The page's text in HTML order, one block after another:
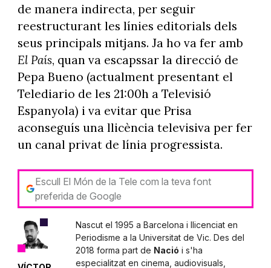
de manera indirecta, per seguir
reestructurant les línies editorials dels
seus principals mitjans. Ja ho va fer amb
El País, quan va escapssar la direcció de
Pepa Bueno (actualment presentant el
Telediario de les 21:00h a Televisió
Espanyola) i va evitar que Prisa
aconseguís una llicència televisiva per fer
un canal privat de línia progressista.
Escull El Món de la Tele com la teva font
preferida de Google
Nascut el 1995 a Barcelona i llicenciat en
Periodisme a la Universitat de Vic. Des del
2018 forma part de Nació i s'ha
especialitzat en cinema, audiovisuals,